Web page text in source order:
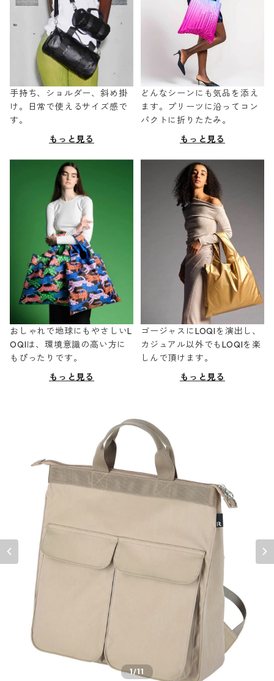
手持ち、ショルダー、斜め掛
け。日常で使えるサイズ感で
す。
もっと見る
どんなシーンにも気品を添え
ます。プリーツに沿ってコン
パクトに折りたたみ。
もっと見る
おしゃれで地球にもやさしいL
OQIは、環境意識の高い方に
もぴったりです。
もっと見る
ゴージャスにLOQIを演出し、
カジュアル以外でもLOQIを楽
しんで頂けます。
もっと見る
1/11